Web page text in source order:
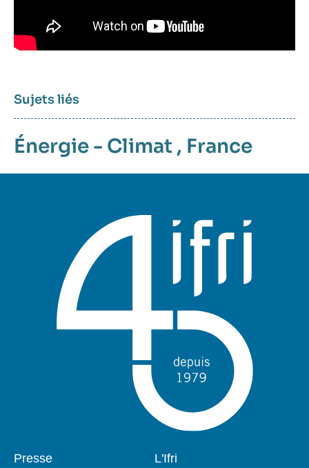
Sujets liés
Énergie - Climat , France
Pied
Presse
Navigation
L'Ifri